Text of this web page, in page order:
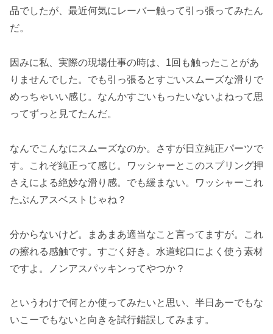
品でしたが、最近何気にレーバー触って引っ張ってみたん
だ。
因みに私、実際の現場仕事の時は、1回も触ったことがあ
りませんでした。でも引っ張るとすごいスムーズな滑りで
めっちゃいい感じ。なんかすごいもったいないよねって思
ってずっと見てたんだ。
なんでこんなにスムーズなのか。さすが日立純正パーツで
す。これぞ純正って感じ。ワッシャーとこのスプリング押
さえによる絶妙な滑り感。でも緩まない。ワッシャーこれ
たぶんアスベストじゃね？
分からないけど。まあまあ適当なこと言ってますが。これ
の擦れる感触です。すごく好き。水道蛇口によく使う素材
ですよ。ノンアスパッキンってやつか？
というわけで何とか使ってみたいと思い、半日あーでもな
いこーでもないと向きを試行錯誤してみます。